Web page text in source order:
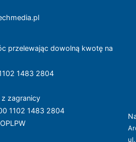
przelewając dowolną kwotę na
1483 2804
zagranicy
1102 1483 2804